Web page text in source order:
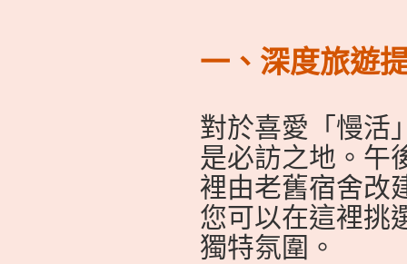
一、深度旅遊
對於喜愛「慢活
是必訪之地。午
裡由老舊宿舍改
您可以在這裡挑
獨特氛圍。